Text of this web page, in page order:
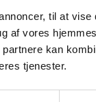
til at
af vores
kan
tjenester.